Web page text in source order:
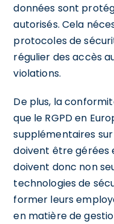
données sont
autorisés. Cela
protocoles de
régulier des accès
violations.
De plus, la
que le RGPD en
supplémentaires
doivent être gérées
doivent donc non
technologies de
former leurs
en matière de